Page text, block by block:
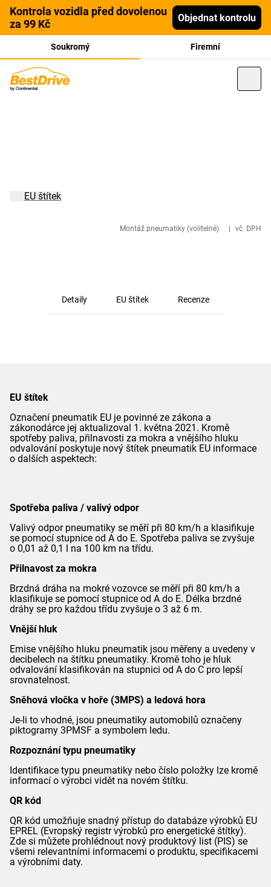
Kontrola vozidla před dovolenou
za 99 Kč
Objednat kontrolu
Soukromý Firemní
Montáž pneumatiky (volitelné) vč. DPH
EU štítek
Detaily EU štítek Recenze
EU štítek
Označení pneumatik EU je povinné ze zákona a
zákonodárce jej aktualizoval 1. května 2021. Kromě
spotřeby paliva, přilnavosti za mokra a vnějšího hluku
odvalování poskytuje nový štítek pneumatik EU informace
o dalších aspektech:
Spotřeba paliva / valivý odpor
Valivý odpor pneumatiky se měří při 80 km/h a klasifikuje
se pomocí stupnice od A do E. Spotřeba paliva se zvyšuje
o 0,01 až 0,1 l na 100 km na třídu.
Přilnavost za mokra
Brzdná dráha na mokré vozovce se měří při 80 km/h a
klasifikuje se pomocí stupnice od A do E. Délka brzdné
dráhy se pro každou třídu zvyšuje o 3 až 6 m.
Vnější hluk
Emise vnějšího hluku pneumatik jsou měřeny a uvedeny v
decibelech na štítku pneumatiky. Kromě toho je hluk
odvalování klasifikován na stupnici od A do C pro lepší
srovnatelnost.
Sněhová vločka v hoře (3MPS) a ledová hora
Je-li to vhodné, jsou pneumatiky automobilů označeny
piktogramy 3PMSF a symbolem ledu.
Rozpoznání typu pneumatiky
Identifikace typu pneumatiky nebo číslo položky lze kromě
informací o výrobci vidět na novém štítku.
QR kód
QR kód umožňuje snadný přístup do databáze výrobků EU
EPREL (Evropský registr výrobků pro energetické štítky).
Zde si můžete prohlédnout nový produktový list (PIS) se
všemi relevantními informacemi o produktu, specifikacemi
a výrobními daty.